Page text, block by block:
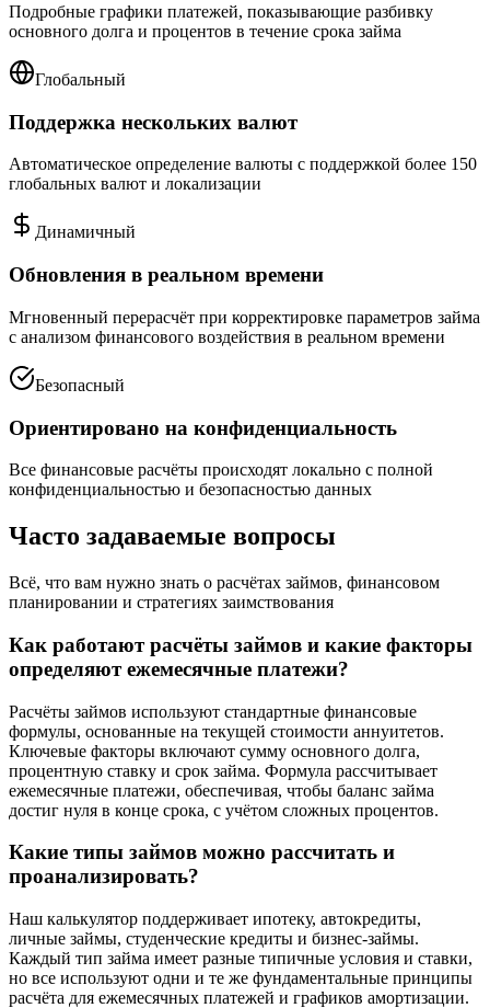
Подробные графики платежей, показывающие разбивку
основного долга и процентов в течение срока займа
Глобальный
Поддержка нескольких валют
Автоматическое определение валюты с поддержкой более 150
глобальных валют и локализации
Динамичный
Обновления в реальном времени
Мгновенный перерасчёт при корректировке параметров займа
с анализом финансового воздействия в реальном времени
Безопасный
Ориентировано на конфиденциальность
Все финансовые расчёты происходят локально с полной
конфиденциальностью и безопасностью данных
Часто задаваемые вопросы
Всё, что вам нужно знать о расчётах займов, финансовом
планировании и стратегиях заимствования
Как работают расчёты займов и какие факторы
определяют ежемесячные платежи?
Расчёты займов используют стандартные финансовые
формулы, основанные на текущей стоимости аннуитетов.
Ключевые факторы включают сумму основного долга,
процентную ставку и срок займа. Формула рассчитывает
ежемесячные платежи, обеспечивая, чтобы баланс займа
достиг нуля в конце срока, с учётом сложных процентов.
Какие типы займов можно рассчитать и
проанализировать?
Наш калькулятор поддерживает ипотеку, автокредиты,
личные займы, студенческие кредиты и бизнес-займы.
Каждый тип займа имеет разные типичные условия и ставки,
но все используют одни и те же фундаментальные принципы
расчёта для ежемесячных платежей и графиков амортизации.